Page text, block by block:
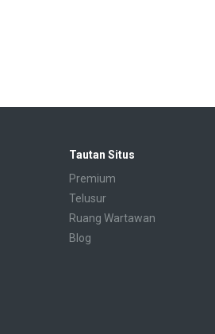
Tautan Situs
Premium
Telusur
Ruang Wartawan
Blog